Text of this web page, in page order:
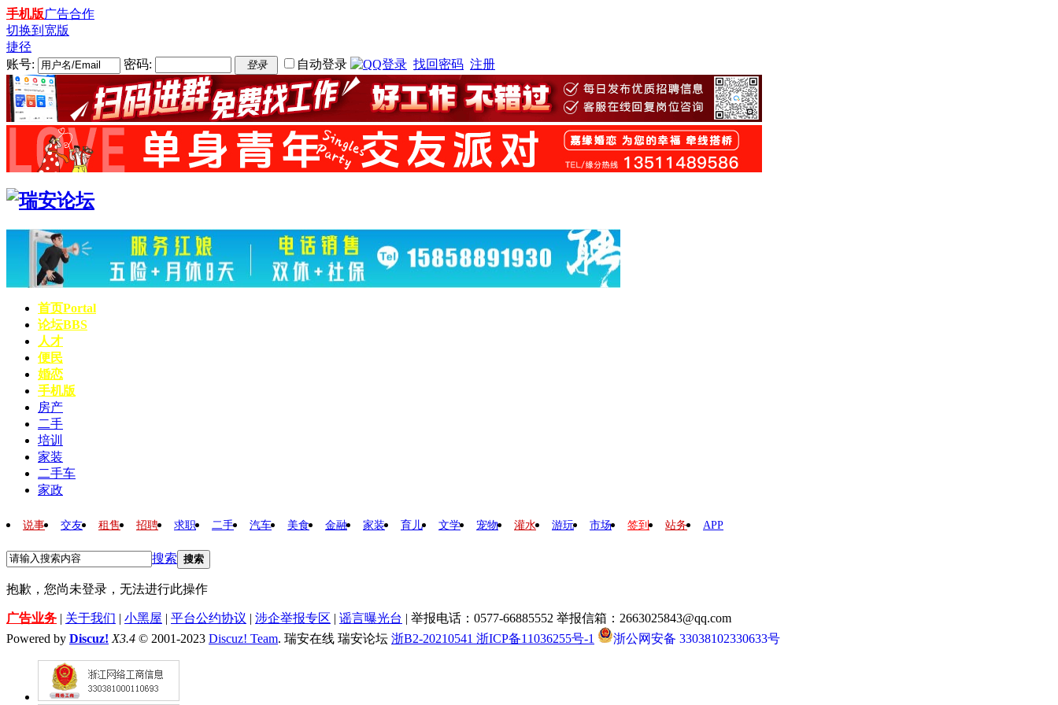
手机版广告合作
切换到宽版
捷径
账号:
密码: 登录 自动登录 找回密码 注册
首页Portal
论坛BBS
人才
便民
婚恋
手机版
房产
二手
培训
家装
二手车
家政
说事 交友 租售 招聘 求职 二手 汽车 美食 金融 家装 育儿 文学 宠物 灌水 游玩 市场 签到 站务 APP
搜索 搜索
抱歉，您尚未登录，无法进行此操作
广告业务 | 关于我们 | 小黑屋 | 平台公约协议 | 涉企举报专区 | 谣言曝光台 | 举报电话：0577-66885552 举报信箱：2663025843@qq.com
Powered by Discuz! X3.4 © 2001-2023 Discuz! Team. 瑞安在线 瑞安论坛 浙B2-20210541 浙ICP备11036255号-1 浙公网安备 33038102330633号